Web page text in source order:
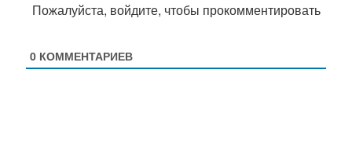
Пожалуйста, войдите, чтобы прокомментировать
0 КОММЕНТАРИЕВ